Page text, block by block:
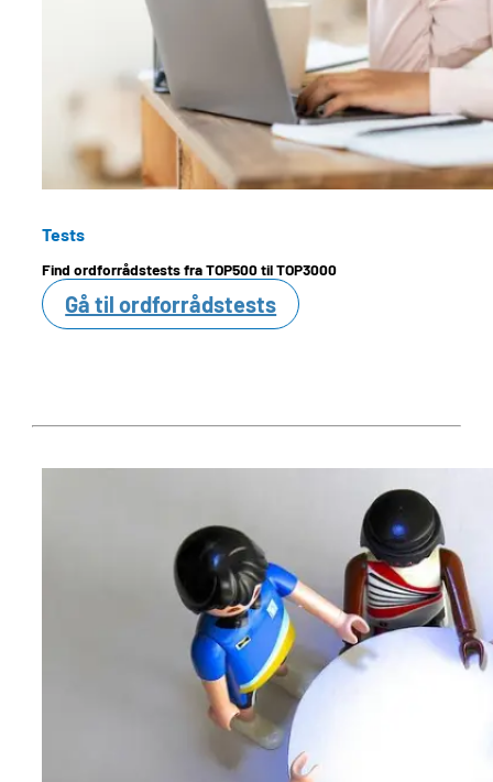
Tests
Find ordforrådstests fra TOP500 til TOP3000
Gå til ordforrådstests